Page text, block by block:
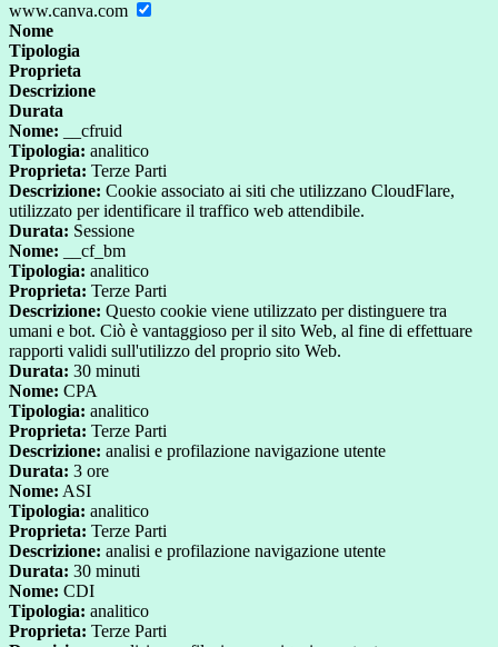
www.canva.com
Nome
Tipologia
Proprieta
Descrizione
Durata
Nome: __cfruid
Tipologia: analitico
Proprieta: Terze Parti
Descrizione: Cookie associato ai siti che utilizzano CloudFlare,
utilizzato per identificare il traffico web attendibile.
Durata: Sessione
Nome: __cf_bm
Tipologia: analitico
Proprieta: Terze Parti
Descrizione: Questo cookie viene utilizzato per distinguere tra
umani e bot. Ciò è vantaggioso per il sito Web, al fine di effettuare
rapporti validi sull'utilizzo del proprio sito Web.
Durata: 30 minuti
Nome: CPA
Tipologia: analitico
Proprieta: Terze Parti
Descrizione: analisi e profilazione navigazione utente
Durata: 3 ore
Nome: ASI
Tipologia: analitico
Proprieta: Terze Parti
Descrizione: analisi e profilazione navigazione utente
Durata: 30 minuti
Nome: CDI
Tipologia: analitico
Proprieta: Terze Parti